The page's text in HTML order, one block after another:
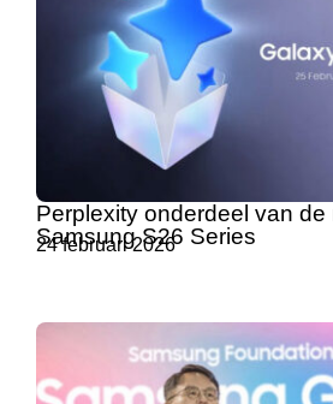
Perplexity onderdeel van de
Samsung S26 Series
24 februari 2026